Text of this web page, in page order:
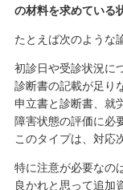
の材料を求めている
たとえば次のような
初診日や受診状況に
診断書の記載が足り
申立書と診断書、就
障害状態の評価に必
このタイプは、対応
特に注意が必要なの
良かれと思って追加